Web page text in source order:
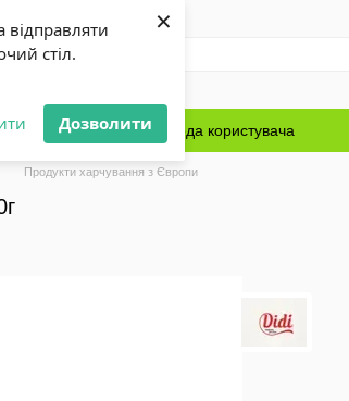
відправляти
стіл.
Дозволити
×
повернення Блог Угода користувача
Продукти харчування з Європи